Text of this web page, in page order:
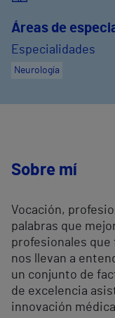
Áreas de
Especialidades
Neurología
Sobre mí
Vocación,
palabras que
profesionales que
nos llevan a
un conjunto de
de excelencia
innovación